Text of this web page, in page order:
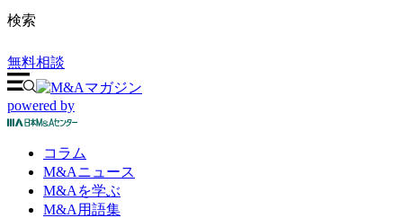
検索
無料相談
powered by
コラム
M&Aニュース
M&Aを学ぶ
M&A 用語集